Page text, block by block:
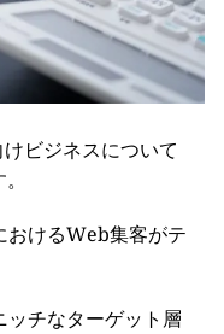
ビジネスについて
おけるWeb集客がテ
チなターゲット層